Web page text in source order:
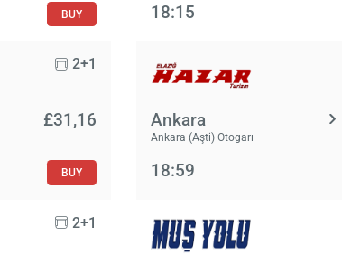
BUY 18:15
2+1
£‎31,16
BUY
Ankara
Ankara (Aşti) Otogarı
18:59
2+1